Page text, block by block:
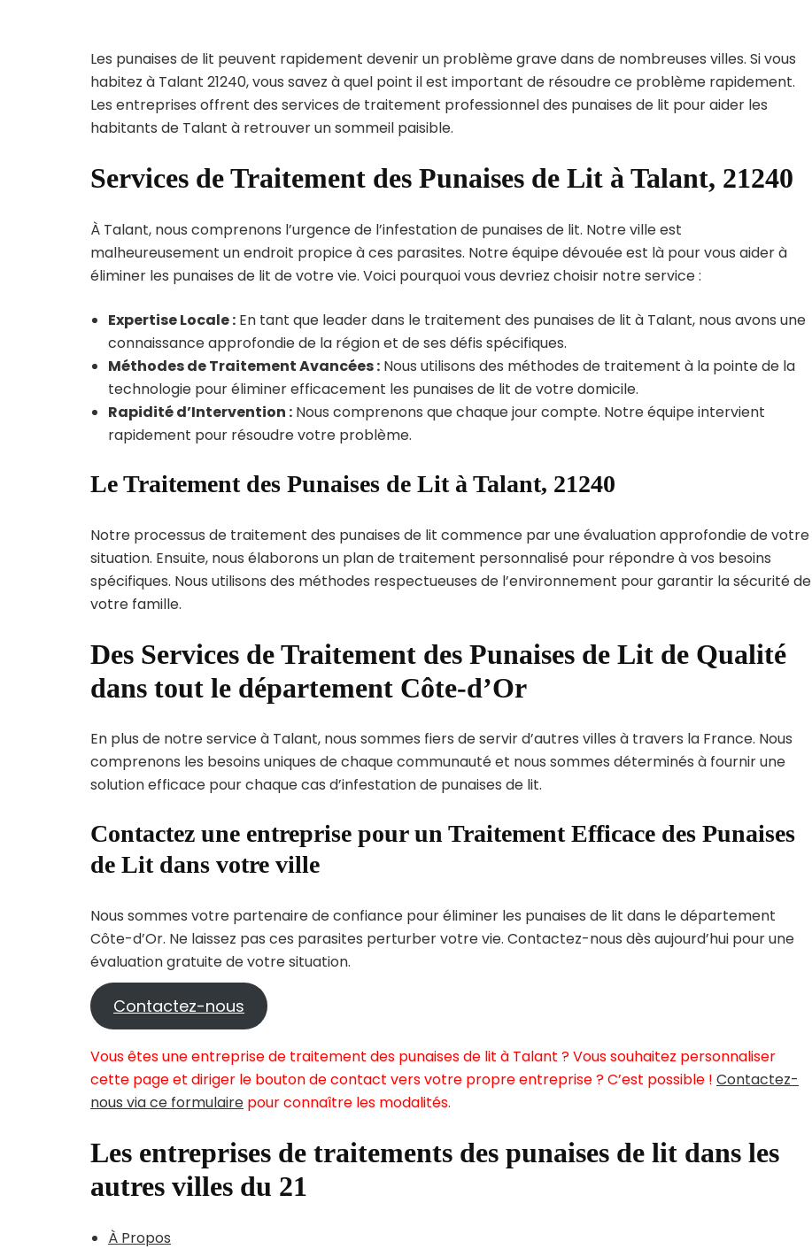
Les punaises de lit peuvent rapidement devenir un problème grave dans de nombreuses villes. Si vous
habitez à Talant 21240, vous savez à quel point il est important de résoudre ce problème rapidement.
Les entreprises offrent des services de traitement professionnel des punaises de lit pour aider les
habitants de Talant à retrouver un sommeil paisible.
Services de Traitement des Punaises de Lit à Talant, 21240
À Talant, nous comprenons l’urgence de l’infestation de punaises de lit. Notre ville est
malheureusement un endroit propice à ces parasites. Notre équipe dévouée est là pour vous aider à
éliminer les punaises de lit de votre vie. Voici pourquoi vous devriez choisir notre service :
Expertise Locale : En tant que leader dans le traitement des punaises de lit à Talant, nous avons une
connaissance approfondie de la région et de ses défis spécifiques.
Méthodes de Traitement Avancées : Nous utilisons des méthodes de traitement à la pointe de la
technologie pour éliminer efficacement les punaises de lit de votre domicile.
Rapidité d’Intervention : Nous comprenons que chaque jour compte. Notre équipe intervient
rapidement pour résoudre votre problème.
Le Traitement des Punaises de Lit à Talant, 21240
Notre processus de traitement des punaises de lit commence par une évaluation approfondie de votre
situation. Ensuite, nous élaborons un plan de traitement personnalisé pour répondre à vos besoins
spécifiques. Nous utilisons des méthodes respectueuses de l’environnement pour garantir la sécurité de
votre famille.
Des Services de Traitement des Punaises de Lit de Qualité
dans tout le département Côte-d’Or
En plus de notre service à Talant, nous sommes fiers de servir d’autres villes à travers la France. Nous
comprenons les besoins uniques de chaque communauté et nous sommes déterminés à fournir une
solution efficace pour chaque cas d’infestation de punaises de lit.
Contactez une entreprise pour un Traitement Efficace des Punaises
de Lit dans votre ville
Nous sommes votre partenaire de confiance pour éliminer les punaises de lit dans le département
Côte-d’Or. Ne laissez pas ces parasites perturber votre vie. Contactez-nous dès aujourd’hui pour une
évaluation gratuite de votre situation.
Contactez-nous
Vous êtes une entreprise de traitement des punaises de lit à Talant ? Vous souhaitez personnaliser
cette page et diriger le bouton de contact vers votre propre entreprise ? C’est possible ! Contactez-
nous via ce formulaire pour connaître les modalités.
Les entreprises de traitements des punaises de lit dans les
autres villes du 21
À Propos